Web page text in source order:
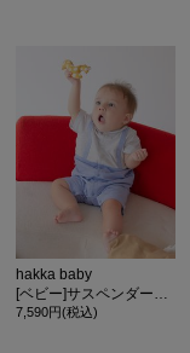
hakka baby
[ベビー]サスペンダーデザイン半袖カバーオール
7,590円(税込)